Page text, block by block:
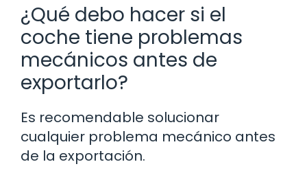
¿Qué debo hacer si el
coche tiene problemas
mecánicos antes de
exportarlo?
Es recomendable solucionar
cualquier problema mecánico antes
de la exportación.